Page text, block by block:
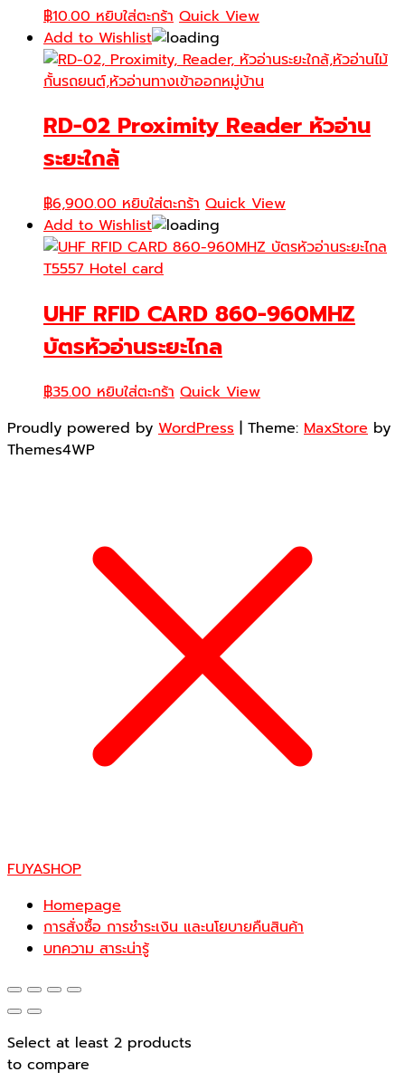
฿10.00 หยิบใส่ตะกร้า Quick View
Add to Wishlist
RD-02 Proximity Reader หัวอ่าน
ระยะใกล้
฿6,900.00 หยิบใส่ตะกร้า Quick View
Add to Wishlist
UHF RFID CARD 860-960MHZ
บัตรหัวอ่านระยะไกล
฿35.00 หยิบใส่ตะกร้า Quick View
Proudly powered by WordPress | Theme: MaxStore by
Themes4WP
FUYASHOP
Homepage
การสั่งซื้อ การชำระเงิน และนโยบายคืนสินค้า
บทความ สาระน่ารู้
Select at least 2 products
to compare